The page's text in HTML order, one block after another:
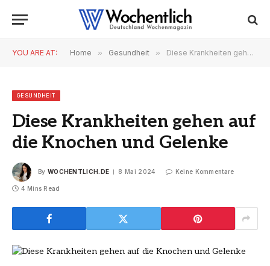
YOU ARE AT: Home » Gesundheit » Diese Krankheiten gehen auf die Knochen und Gelenke
GESUNDHEIT
Diese Krankheiten gehen auf
die Knochen und Gelenke
By WOCHENTLICH.DE 8 Mai 2024 Keine Kommentare
4 Mins Read